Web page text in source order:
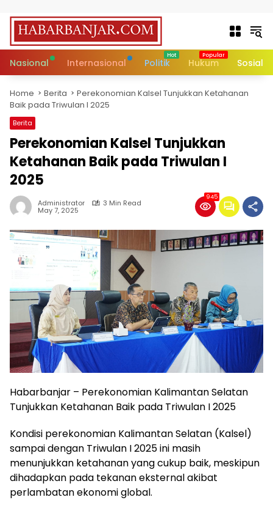
Nasional Internasional Politik Hukum Sosial
Home Berita
Perekonomian Kalsel Tunjukkan Ketahanan
Baik pada Triwulan I 2025
Berita
Perekonomian Kalsel Tunjukkan
Ketahanan Baik pada Triwulan I
2025
Administrator 3 Min Read
May 7, 2025
945
Habarbanjar – Perekonomian Kalimantan Selatan
Tunjukkan Ketahanan Baik pada Triwulan I 2025
Kondisi perekonomian Kalimantan Selatan (Kalsel)
sampai dengan Triwulan I 2025 ini masih
menunjukkan ketahanan yang cukup baik, meskipun
dihadapkan pada tekanan eksternal akibat
perlambatan ekonomi global.